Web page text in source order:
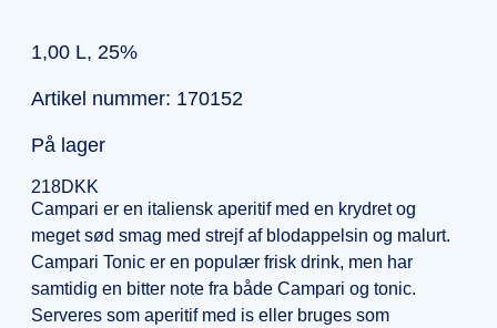
1,00 L, 25%
Artikel nummer: 170152
På lager
218DKK
Campari er en italiensk aperitif med en krydret og
meget sød smag med strejf af blodappelsin og malurt.
Campari Tonic er en populær frisk drink, men har
samtidig en bitter note fra både Campari og tonic.
Serveres som aperitif med is eller bruges som